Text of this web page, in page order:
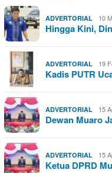
ADVERTORIAL 10
Hingga Kini,
ADVERTORIAL 19
Kadis PUTR
ADVERTORIAL 15
Dewan Muaro
ADVERTORIAL 15
Ketua DPRD